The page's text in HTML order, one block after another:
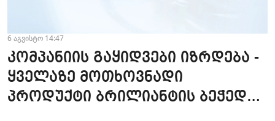
6 აგვისტო 14:47
კომპანიის გაყიდვები იზრდება -
ყველაზე მოთხოვნადი
პროდუქტი ბრილიანტის ბეჭედია